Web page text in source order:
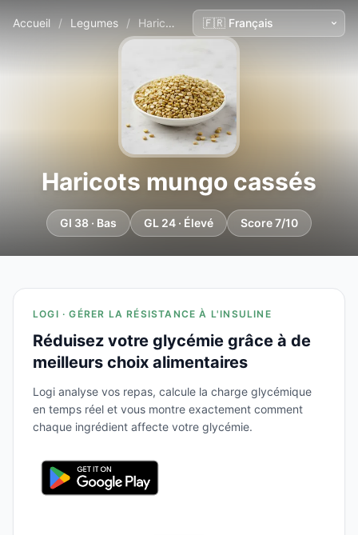
Accueil / Legumes / Haricots mungo cassés
Haricots mungo cassés
GI 38 · Bas GL 24 · Élevé Score 7/10
LOGI · GÉRER LA RÉSISTANCE À L'INSULINE
Réduisez votre glycémie grâce à de
meilleurs choix alimentaires
Logi analyse vos repas, calcule la charge glycémique
en temps réel et vous montre exactement comment
chaque ingrédient affecte votre glycémie.